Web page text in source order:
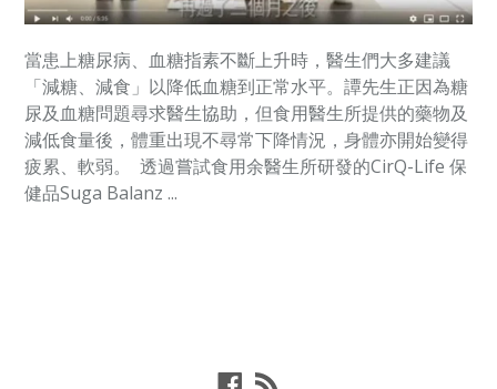
當患上糖尿病、血糖指素不斷上升時，醫生們大多建議
「減糖、減食」以降低血糖到正常水平。譚先生正因為糖
尿及血糖問題尋求醫生協助，但食用醫生所提供的藥物及
減低食量後，體重出現不尋常下降情況，身體亦開始變得
疲累、軟弱。 透過嘗試食用余醫生所研發的CirQ-Life 保
健品Suga Balanz ...
Facebook